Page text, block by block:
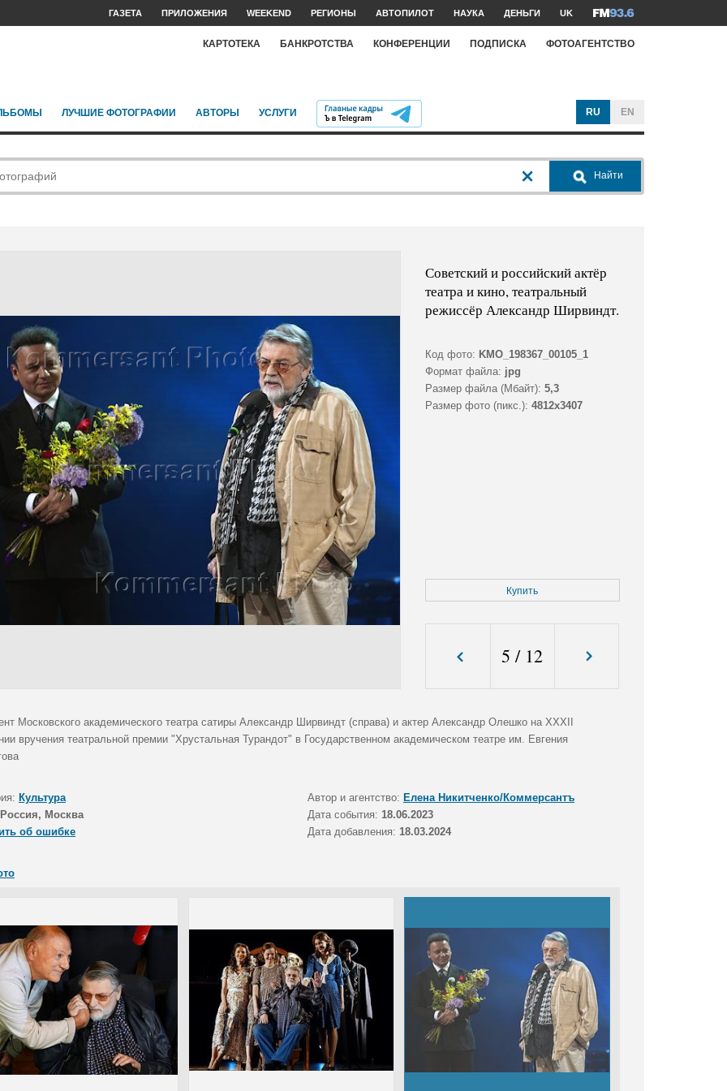
ГАЗЕТА ПРИЛОЖЕНИЯ WEEKEND РЕГИОНЫ АВТОПИЛОТ НАУКА ДЕНЬГИ UK
КАРТОТЕКА БАНКРОТСТВА КОНФЕРЕНЦИИ ПОДПИСКА ФОТОАГЕНТСТВО
ЛУЧШИЕ ФОТОГРАФИИ АВТОРЫ УСЛУГИ RU EN
Найти
Советский и российский актёр
театра и кино, театральный
режиссёр Александр Ширвиндт.
Код фото: KMO_198367_00105_1
Формат файла: jpg
Размер файла (Мбайт): 5,3
Размер фото (пикс.): 4812x3407
Купить
5 / 12
Московского академического театра сатиры Александр Ширвиндт (справа) и актер Александр Олешко на XXXII
вручения театральной премии "Хрустальная Турандот" в Государственном академическом театре им. Евгения
Культура Автор и агентство: Елена Никитченко/Коммерсантъ
Россия, Москва Дата события: 18.06.2023
об ошибке
Дата добавления: 18.03.2024